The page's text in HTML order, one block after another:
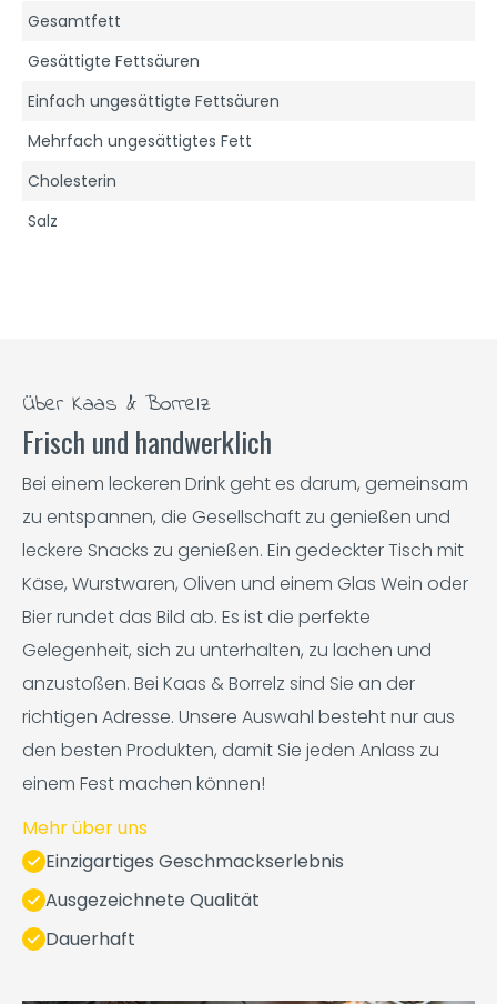
Gesamtfett
Gesättigte Fettsäuren
Einfach ungesättigte Fettsäuren
Mehrfach ungesättigtes Fett
Cholesterin
Salz
Über Kaas & Borrelz
Frisch und handwerklich
Bei einem leckeren Drink geht es darum, gemeinsam
zu entspannen, die Gesellschaft zu genießen und
leckere Snacks zu genießen. Ein gedeckter Tisch mit
Käse, Wurstwaren, Oliven und einem Glas Wein oder
Bier rundet das Bild ab. Es ist die perfekte
Gelegenheit, sich zu unterhalten, zu lachen und
anzustoßen. Bei Kaas & Borrelz sind Sie an der
richtigen Adresse. Unsere Auswahl besteht nur aus
den besten Produkten, damit Sie jeden Anlass zu
einem Fest machen können!
Mehr über uns
Einzigartiges Geschmackserlebnis
Ausgezeichnete Qualität
Dauerhaft